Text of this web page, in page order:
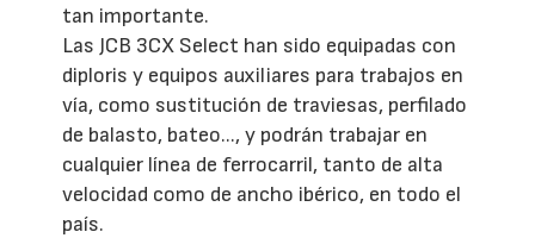
tan importante.
Las JCB 3CX Select han sido equipadas con
diploris y equipos auxiliares para trabajos en
vía, como sustitución de traviesas, perfilado
de balasto, bateo..., y podrán trabajar en
cualquier línea de ferrocarril, tanto de alta
velocidad como de ancho ibérico, en todo el
país.